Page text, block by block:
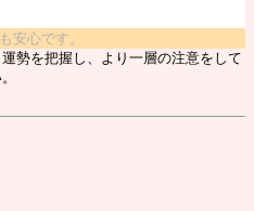
安心です。
勢を把握し、より一層の注意をして